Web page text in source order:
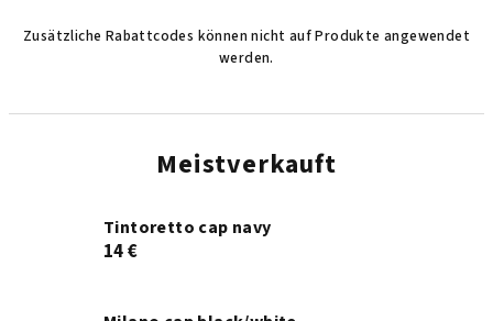
Zusätzliche Rabattcodes können nicht auf Produkte angewendet
werden.
Meistverkauft
Tintoretto cap navy
14 €